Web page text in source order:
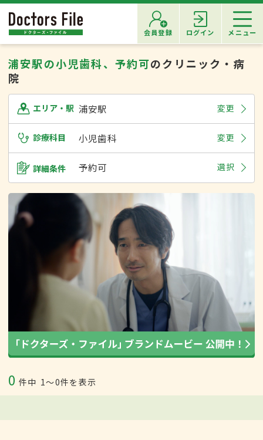
会員登録 ログイン メニュー
浦安駅の小児歯科、予約可のクリニック・病
院
エリア・駅 浦安駅 変更
診療科目 小児歯科 変更
詳細条件 予約可 選択
0 件中 1〜0件を表示